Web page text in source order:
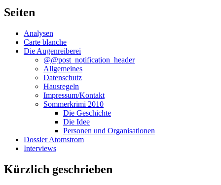
Seiten
Analysen
Carte blanche
Die Augenreiberei
@@post_notification_header
Allgemeines
Datenschutz
Hausregeln
Impressum/Kontakt
Sommerkrimi 2010
Die Geschichte
Die Idee
Personen und Organisationen
Dossier Atomstrom
Interviews
Kürzlich geschrieben